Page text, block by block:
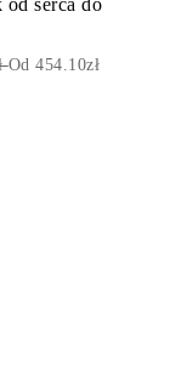
Od 454.10zł